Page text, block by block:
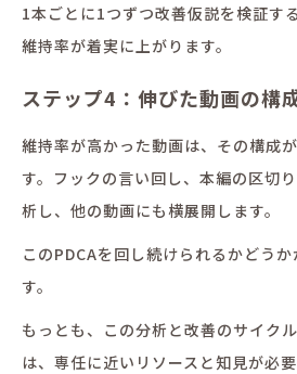
1本ごとに1つずつ改善仮説を検証す
維持率が着実に上がります。
ステップ4：伸びた動画の構
維持率が高かった動画は、その構成
す。フックの言い回し、本編の区切
析し、他の動画にも横展開します。
このPDCAを回し続けられるかどう
す。
もっとも、この分析と改善のサイク
は、専任に近いリソースと知見が必要